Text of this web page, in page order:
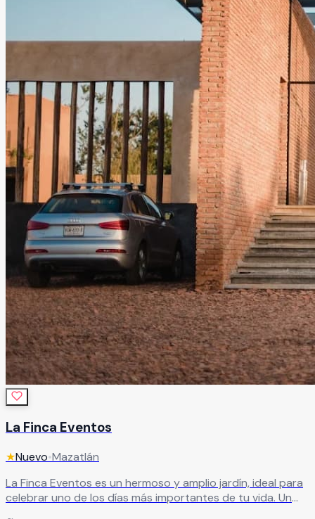
La Finca Eventos
★Nuevo•Mazatlán
La Finca Eventos es un hermoso y amplio jardín, ideal para
celebrar uno de los días más importantes de tu vida. Un